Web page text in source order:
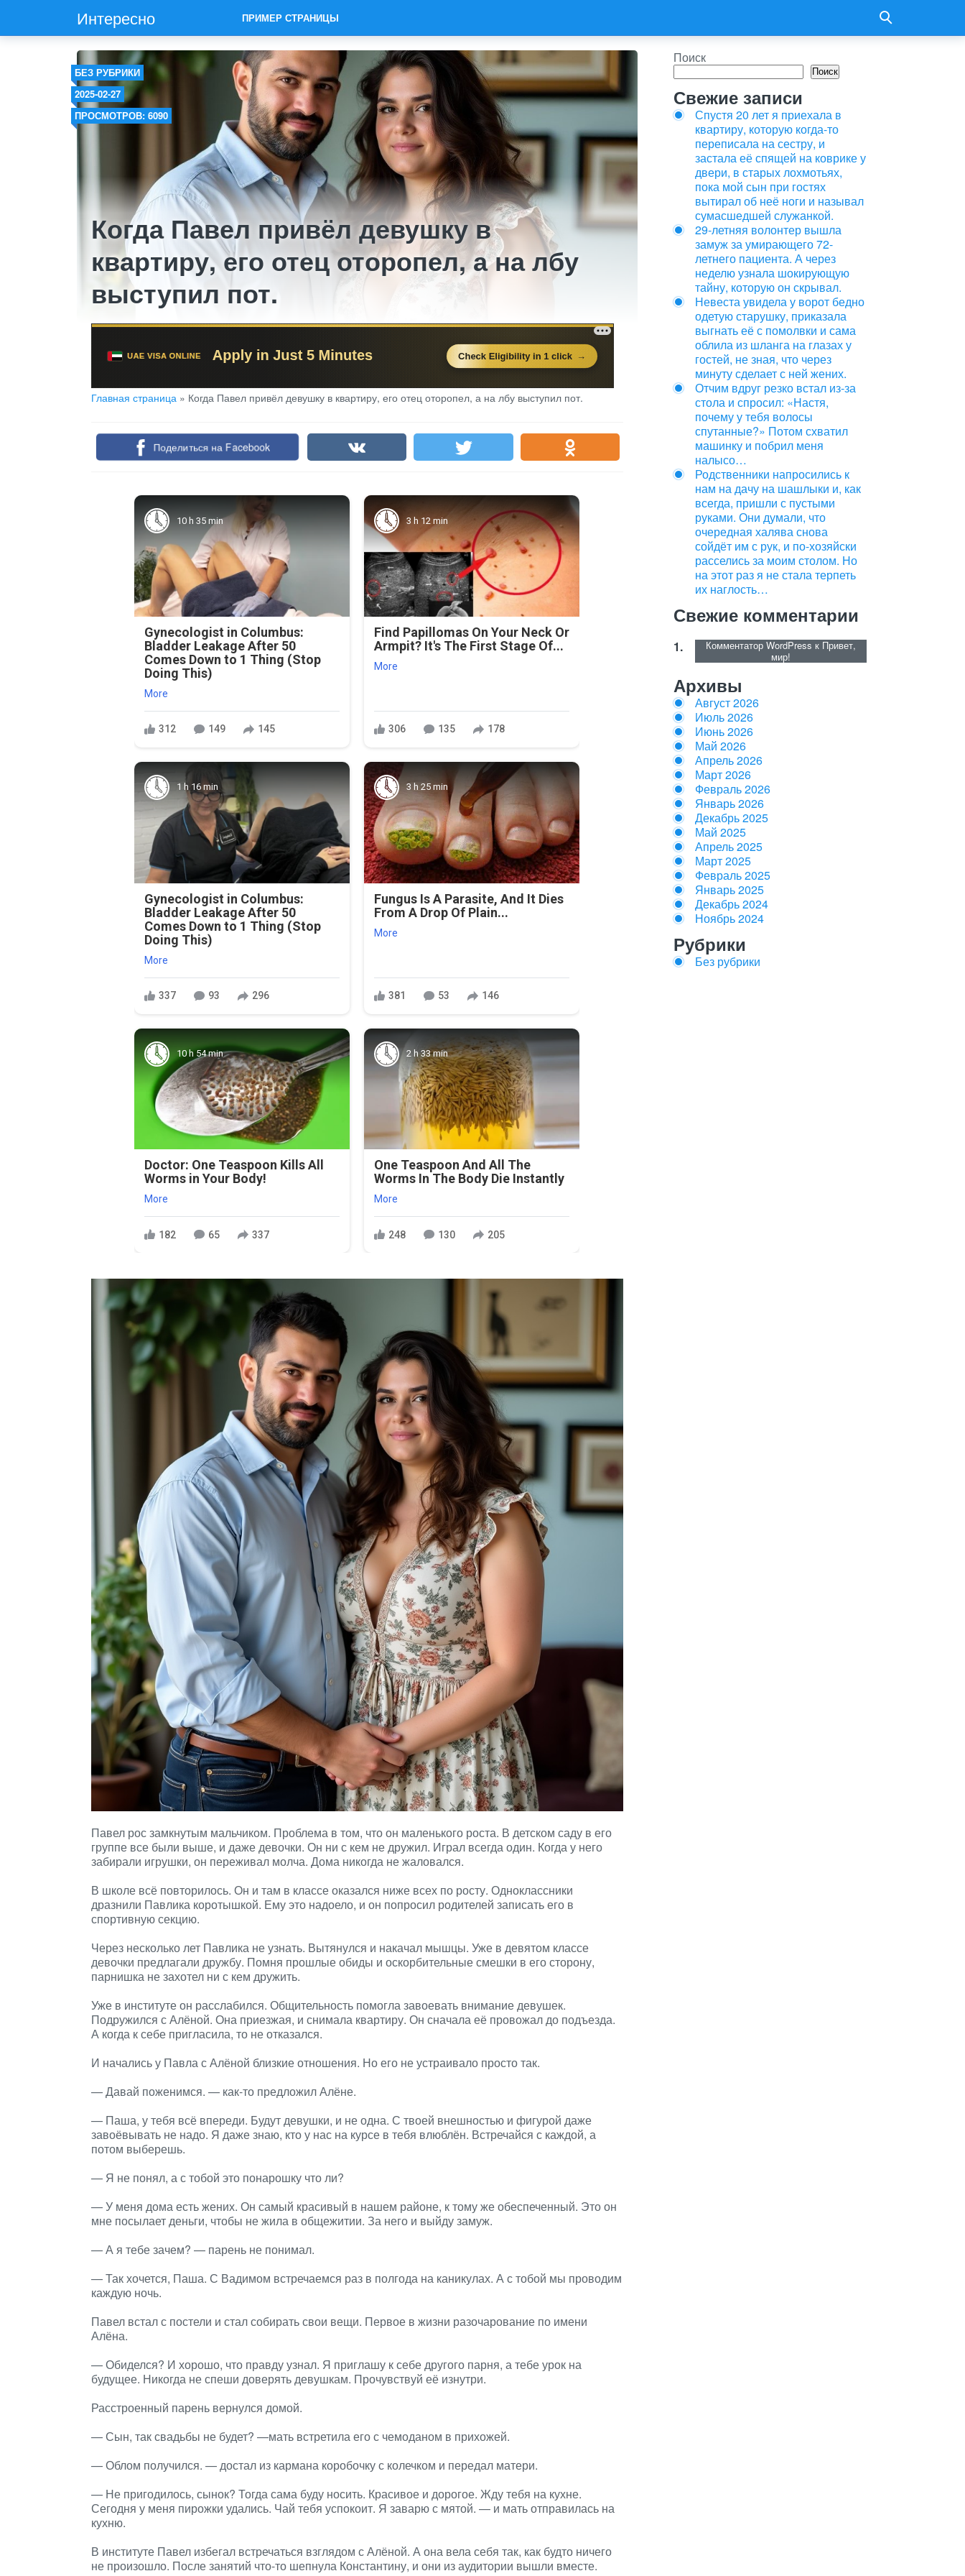
Интересно ПРИМЕР СТРАНИЦЫ
БЕЗ РУБРИКИ
2025-02-27
ПРОСМОТРОВ: 6090
Когда Павел привёл девушку в
квартиру, его отец оторопел, а на лбу
выступил пот.
Главная страница » Когда Павел привёл девушку в квартиру, его отец оторопел, а на лбу выступил пот.
Поделиться на Facebook
10 h 35 min
Gynecologist in Columbus:
Bladder Leakage After 50
Comes Down to 1 Thing (Stop
Doing This)
More
312 149 145
3 h 12 min
Find Papillomas On Your Neck Or
Armpit? It's The First Stage Of...
More
306 135 178
1 h 16 min
Gynecologist in Columbus:
Bladder Leakage After 50
Comes Down to 1 Thing (Stop
Doing This)
More
337 93 296
3 h 25 min
Fungus Is A Parasite, And It Dies
From A Drop Of Plain...
More
381 53 146
10 h 54 min
Doctor: One Teaspoon Kills All
Worms in Your Body!
More
182 65 337
2 h 33 min
One Teaspoon And All The
Worms In The Body Die Instantly
More
248 130 205
Павел рос замкнутым мальчиком. Проблема в том, что он маленького роста. В детском саду в его
группе все были выше, и даже девочки. Он ни с кем не дружил. Играл всегда один. Когда у него
забирали игрушки, он переживал молча. Дома никогда не жаловался.
В школе всё повторилось. Он и там в классе оказался ниже всех по росту. Одноклассники
дразнили Павлика коротышкой. Ему это надоело, и он попросил родителей записать его в
спортивную секцию.
Через несколько лет Павлика не узнать. Вытянулся и накачал мышцы. Уже в девятом классе
девочки предлагали дружбу. Помня прошлые обиды и оскорбительные смешки в его сторону,
парнишка не захотел ни с кем дружить.
Уже в институте он расслабился. Общительность помогла завоевать внимание девушек.
Подружился с Алёной. Она приезжая, и снимала квартиру. Он сначала её провожал до подъезда.
А когда к себе пригласила, то не отказался.
И начались у Павла с Алёной близкие отношения. Но его не устраивало просто так.
— Давай поженимся. — как-то предложил Алёне.
— Паша, у тебя всё впереди. Будут девушки, и не одна. С твоей внешностью и фигурой даже
завоёвывать не надо. Я даже знаю, кто у нас на курсе в тебя влюблён. Встречайся с каждой, а
потом выберешь.
— Я не понял, а с тобой это понарошку что ли?
— У меня дома есть жених. Он самый красивый в нашем районе, к тому же обеспеченный. Это он
мне посылает деньги, чтобы не жила в общежитии. За него и выйду замуж.
— А я тебе зачем? — парень не понимал.
— Так хочется, Паша. С Вадимом встречаемся раз в полгода на каникулах. А с тобой мы проводим
каждую ночь.
Павел встал с постели и стал собирать свои вещи. Первое в жизни разочарование по имени
Алёна.
— Обиделся? И хорошо, что правду узнал. Я приглашу к себе другого парня, а тебе урок на
будущее. Никогда не спеши доверять девушкам. Прочувствуй её изнутри.
Расстроенный парень вернулся домой.
— Сын, так свадьбы не будет? —мать встретила его с чемоданом в прихожей.
— Облом получился. — достал из кармана коробочку с колечком и передал матери.
— Не пригодилось, сынок? Тогда сама буду носить. Красивое и дорогое. Жду тебя на кухне.
Сегодня у меня пирожки удались. Чай тебя успокоит. Я заварю с мятой. — и мать отправилась на
кухню.
В институте Павел избегал встречаться взглядом с Алёной. А она вела себя так, как будто ничего
не произошло. После занятий что-то шепнула Константину, и они из аудитории вышли вместе.
Поиск
Поиск
Свежие записи
Спустя 20 лет я приехала в
квартиру, которую когда-то
переписала на сестру, и
застала её спящей на коврике у
двери, в старых лохмотьях,
пока мой сын при гостях
вытирал об неё ноги и называл
сумасшедшей служанкой.
29-летняя волонтер вышла
замуж за умирающего 72-
летнего пациента. А через
неделю узнала шокирующую
тайну, которую он скрывал.
Невеста увидела у ворот бедно
одетую старушку, приказала
выгнать её с помолвки и сама
облила из шланга на глазах у
гостей, не зная, что через
минуту сделает с ней жених.
Отчим вдруг резко встал из‑за
стола и спросил: «Настя,
почему у тебя волосы
спутанные?» Потом схватил
машинку и побрил меня
налысо…
Родственники напросились к
нам на дачу на шашлыки и, как
всегда, пришли с пустыми
руками. Они думали, что
очередная халява снова
сойдёт им с рук, и по-хозяйски
расселись за моим столом. Но
на этот раз я не стала терпеть
их наглость…
Свежие комментарии
Комментатор WordPress к Привет,
мир!
Архивы
Август 2026
Июль 2026
Июнь 2026
Май 2026
Апрель 2026
Март 2026
Февраль 2026
Январь 2026
Декабрь 2025
Май 2025
Апрель 2025
Март 2025
Февраль 2025
Январь 2025
Декабрь 2024
Ноябрь 2024
Рубрики
Без рубрики